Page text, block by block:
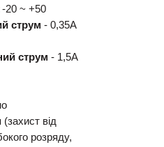
~ +50
струм - 0,35А
струм - 1,5А
(захист від
розряду,